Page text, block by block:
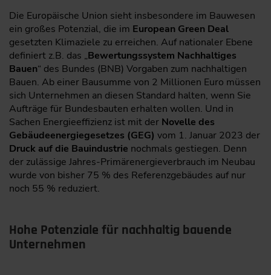
Die Europäische Union sieht insbesondere im Bauwesen
ein großes Potenzial, die im European Green Deal
gesetzten Klimaziele zu erreichen. Auf nationaler Ebene
definiert z.B. das „Bewertungssystem Nachhaltiges
Bauen“ des Bundes (BNB) Vorgaben zum nachhaltigen
Bauen. Ab einer Bausumme von 2 Millionen Euro müssen
sich Unternehmen an diesen Standard halten, wenn Sie
Aufträge für Bundesbauten erhalten wollen. Und in
Sachen Energieeffizienz ist mit der Novelle des
Gebäudeenergiegesetzes (GEG) vom 1. Januar 2023 der
Druck auf die Bauindustrie nochmals gestiegen. Denn
der zulässige Jahres-Primärenergieverbrauch im Neubau
wurde von bisher 75 % des Referenzgebäudes auf nur
noch 55 % reduziert.
Hohe Potenziale für nachhaltig bauende
Unternehmen